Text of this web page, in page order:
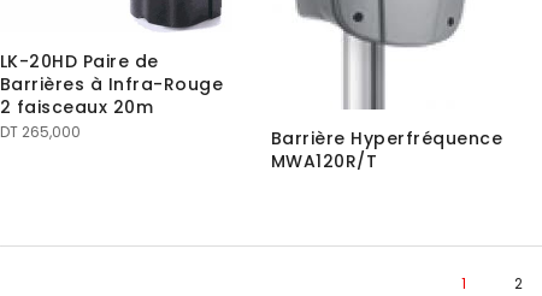
LK-20HD Paire de
Barrières à Infra-Rouge
2 faisceaux 20m
DT265,000
Barrière Hyperfréquence
MWA120R/T
1 2